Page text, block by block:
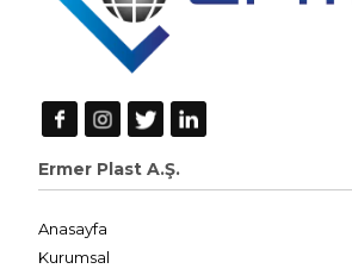
Ermer Plast A.Ş.
Anasayfa
Kurumsal